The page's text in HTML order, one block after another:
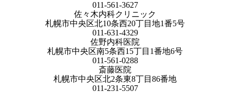
011-561-3627
佐々木内科クリニック
札幌市中央区北10条西20丁目地1番5号
011-631-4329
佐野内科医院
札幌市中央区南5条西15丁目1番地6号
011-561-0288
斎藤医院
札幌市中央区北2条東8丁目86番地
011-231-5507